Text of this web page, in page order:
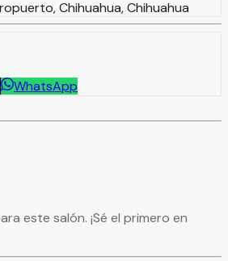
Chihuahua, Chihuahua
WhatsApp
este salón. ¡Sé el primero en